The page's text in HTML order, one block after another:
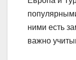
ними есть
важно